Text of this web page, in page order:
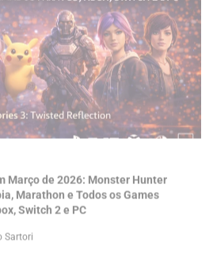
Março de 2026: Monster Hunter
Marathon e Todos os Games
Switch 2 e PC
Sartori